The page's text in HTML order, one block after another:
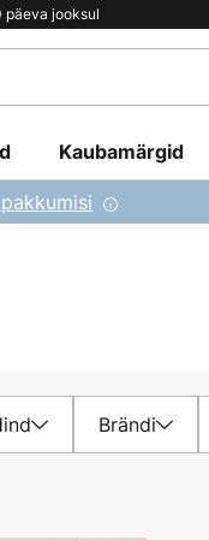
päeva jooksul
Kaubamärgid
Brändi